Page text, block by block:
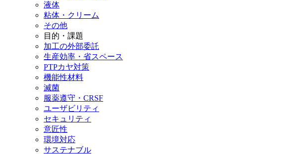
液体
粘体・クリーム
その他
目的・課題
加工の外部委託
生産効率・省スペース
PTPカヤ対策
機能性材料
滅菌
服薬遵守・CRSF
ユーザビリティ
セキュリティ
意匠性
環境対応
サステナブル